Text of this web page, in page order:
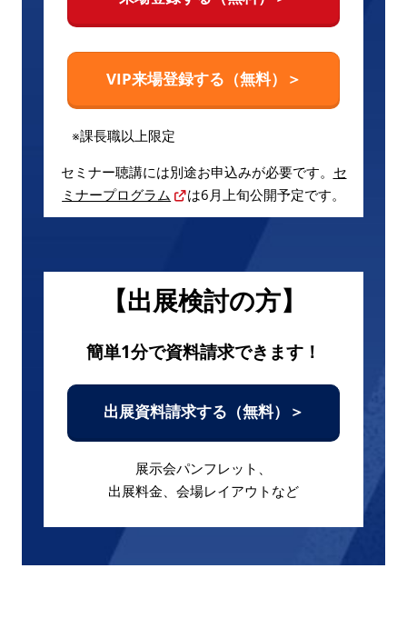
VIP来場登録する（無料）＞
※課長職以上限定
セミナー聴講には別途お申込みが必要です。 セ
ミナープログラム
は6月上旬公開予定です。
【出展検討の方】
簡単1分で資料請求できます！
出展資料請求する（無料）＞
展示会パンフレット、
出展料金、会場レイアウトなど